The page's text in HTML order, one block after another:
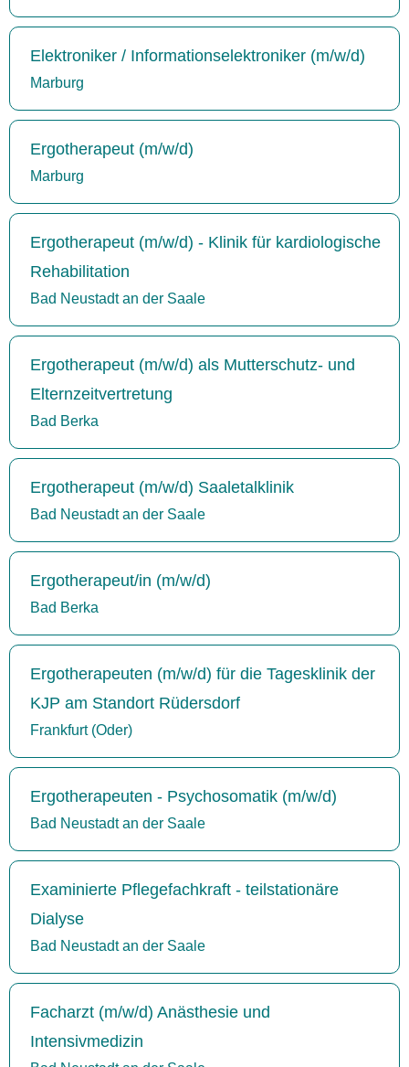
Elektroniker / Informationselektroniker (m/w/d)
Marburg
Ergotherapeut (m/w/d)
Marburg
Ergotherapeut (m/w/d) - Klinik für kardiologische
Rehabilitation
Bad Neustadt an der Saale
Ergotherapeut (m/w/d) als Mutterschutz- und
Elternzeitvertretung
Bad Berka
Ergotherapeut (m/w/d) Saaletalklinik
Bad Neustadt an der Saale
Ergotherapeut/in (m/w/d)
Bad Berka
Ergotherapeuten (m/w/d) für die Tagesklinik der
KJP am Standort Rüdersdorf
Frankfurt (Oder)
Ergotherapeuten - Psychosomatik (m/w/d)
Bad Neustadt an der Saale
Examinierte Pflegefachkraft - teilstationäre
Dialyse
Bad Neustadt an der Saale
Facharzt (m/w/d) Anästhesie und
Intensivmedizin